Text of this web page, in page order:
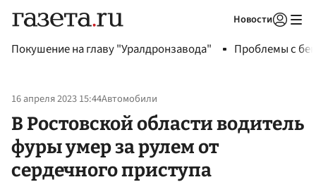
Новости
Покушение на главу "Уралдронзавода" Проблемы с
16 апреля 2023 15:44Автомобили
В Ростовской области водитель
фуры умер за рулем от
сердечного приступа